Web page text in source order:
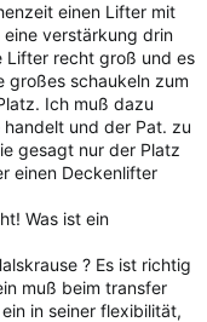
einen Lifter mit
verstärkung drin
Lifter recht groß und es
großes schaukeln zum
Ich muß dazu
und der Pat. zu
gesagt nur der Platz
einen Deckenlifter
Was ist ein
? Es ist richtig
muß beim transfer
in seiner flexibilität,